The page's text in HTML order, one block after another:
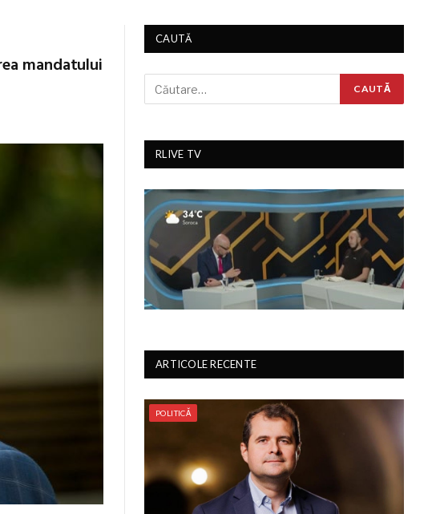
mandatului
CAUTĂ
RLIVE TV
ARTICOLE RECENTE
POLITICĂ